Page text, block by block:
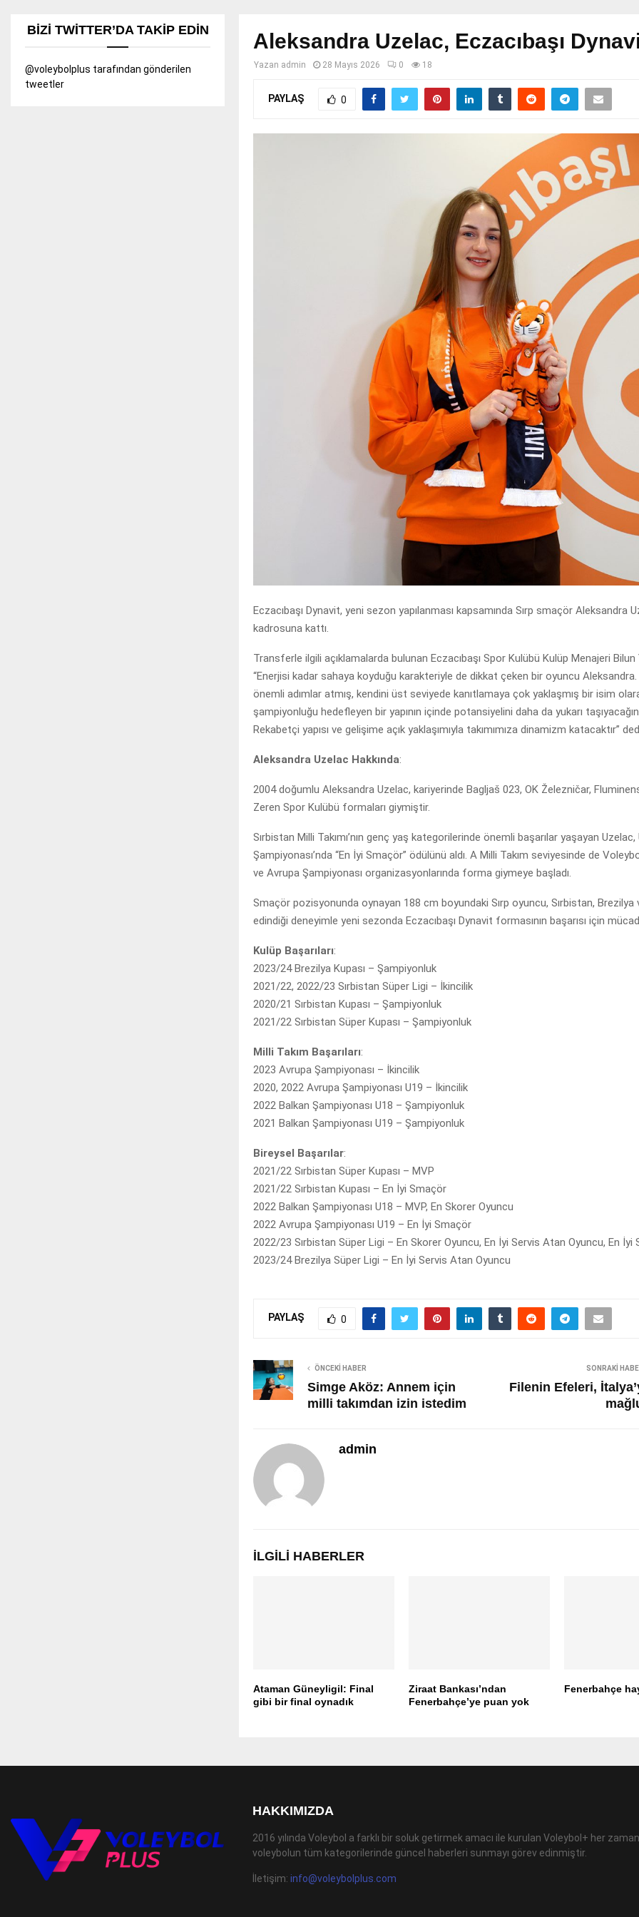
Aleksandra Uzelac, Eczacıbaşı
Yazan admin 28 Mayıs 2026 0 18
PAYLAŞ 0
Eczacıbaşı Dynavit, yeni sezon yapılanması kapsamında Sırp smaçör Aleksandra
kadrosuna kattı.
Transferle ilgili açıklamalarda bulunan Eczacıbaşı Spor Kulübü Kulüp Menajeri Bilun
“Enerjisi kadar sahaya koyduğu karakteriyle de dikkat çeken bir oyuncu Aleksandra.
önemli adımlar atmış, kendini üst seviyede kanıtlamaya çok yaklaşmış bir isim
şampiyonluğu hedefleyen bir yapının içinde potansiyelini daha da yukarı
Rekabetçi yapısı ve gelişime açık yaklaşımıyla takımımıza dinamizm katacaktır”
Aleksandra Uzelac Hakkında:
2004 doğumlu Aleksandra Uzelac, kariyerinde Bagljaš 023, OK Železničar,
Zeren Spor Kulübü formaları giymiştir.
Sırbistan Milli Takımı’nın genç yaş kategorilerinde önemli başarılar yaşayan Uzelac,
Şampiyonası’nda “En İyi Smaçör” ödülünü aldı. A Milli Takım seviyesinde de
ve Avrupa Şampiyonası organizasyonlarında forma giymeye başladı.
Smaçör pozisyonunda oynayan 188 cm boyundaki Sırp oyuncu, Sırbistan, Brezilya
edindiği deneyimle yeni sezonda Eczacıbaşı Dynavit formasının başarısı için
Kulüp Başarıları:
2023/24 Brezilya Kupası – Şampiyonluk
2021/22, 2022/23 Sırbistan Süper Ligi – İkincilik
2020/21 Sırbistan Kupası – Şampiyonluk
2021/22 Sırbistan Süper Kupası – Şampiyonluk
Milli Takım Başarıları:
2023 Avrupa Şampiyonası – İkincilik
2020, 2022 Avrupa Şampiyonası U19 – İkincilik
2022 Balkan Şampiyonası U18 – Şampiyonluk
2021 Balkan Şampiyonası U19 – Şampiyonluk
Bireysel Başarılar:
2021/22 Sırbistan Süper Kupası – MVP
2021/22 Sırbistan Kupası – En İyi Smaçör
2022 Balkan Şampiyonası U18 – MVP, En Skorer Oyuncu
2022 Avrupa Şampiyonası U19 – En İyi Smaçör
2022/23 Sırbistan Süper Ligi – En Skorer Oyuncu, En İyi Servis Atan Oyuncu, En İyi
2023/24 Brezilya Süper Ligi – En İyi Servis Atan Oyuncu
PAYLAŞ 0
ÖNCEKI HABER
Simge Aköz: Annem için
milli takımdan izin istedim
SONRAKI
Filenin Efeleri,
admin
İLGILI HABERLER
Ataman Güneyligil: Final
gibi bir final oynadık
Ziraat Bankası’ndan
Fenerbahçe’ye puan yok
Fenerbahçe
BIZI TWITTER’DA TAKIP EDIN
@voleybolplus tarafından gönderilen
tweetler
HAKKIMIZDA
2016 yılında Voleybol a farklı bir soluk getirmek amacı ile kurulan Voleybol+ her
voleybolun tüm kategorilerinde güncel haberleri sunmayı görev edinmiştir.
İletişim: info@voleybolplus.com